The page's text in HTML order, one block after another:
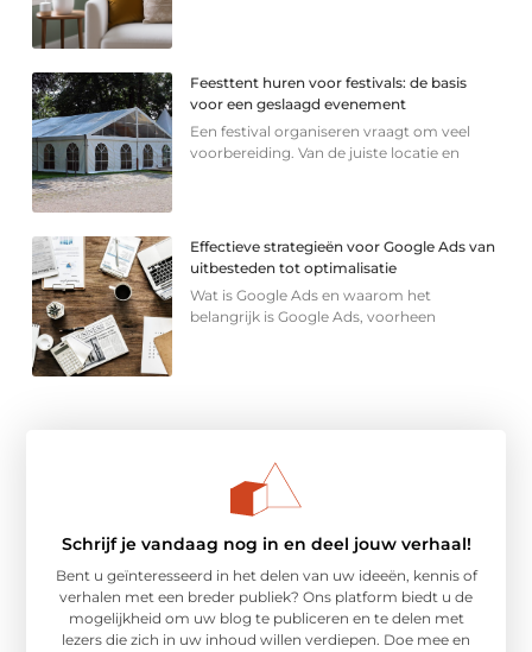
Feesttent huren voor festivals: de basis
voor een geslaagd evenement
Een festival organiseren vraagt om veel
voorbereiding. Van de juiste locatie en
Effectieve strategieën voor Google Ads van
uitbesteden tot optimalisatie
Wat is Google Ads en waarom het
belangrijk is Google Ads, voorheen
Schrijf je vandaag nog in en deel jouw verhaal!
Bent u geïnteresseerd in het delen van uw ideeën, kennis of
verhalen met een breder publiek? Ons platform biedt u de
mogelijkheid om uw blog te publiceren en te delen met
lezers die zich in uw inhoud willen verdiepen. Doe mee en